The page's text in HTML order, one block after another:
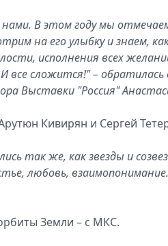
В этом году мы
на его улыбку и знаем,
исполнения всех
все сложится!" – обратилась
Выставки "Россия"
Кивирян и Сергей
так же, как звезды и
любовь,
Земли – с МКС.